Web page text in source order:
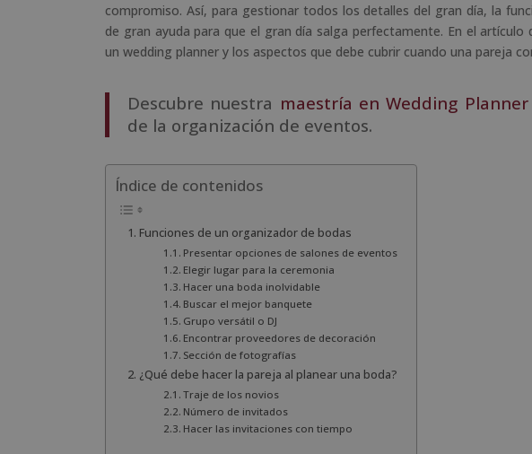
compromiso. Así, para gestionar todos los detalles del gran día, la
de gran ayuda para que el gran día salga perfectamente. En el
un wedding planner y los aspectos que debe cubrir cuando una pareja
Descubre nuestra maestría en Wedding Planner
de la organización de eventos.
Índice de contenidos
Funciones de un organizador de bodas
Presentar opciones de salones de eventos
Elegir lugar para la ceremonia
Hacer una boda inolvidable
Buscar el mejor banquete
Grupo versátil o DJ
Encontrar proveedores de decoración
Sección de fotografías
¿Qué debe hacer la pareja al planear una boda?
Traje de los novios
Número de invitados
Hacer las invitaciones con tiempo